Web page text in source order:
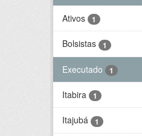
Ativos 1
Bolsistas 1
Executado 1
Itabira 1
Itajubá 1